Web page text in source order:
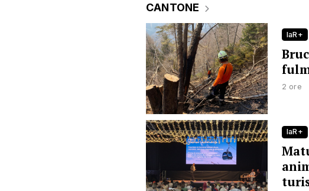
CANTONE
laR+
2 ore
laR+